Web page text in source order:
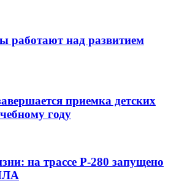
над развитием
приемка детских
году
на трассе Р-280 запущено